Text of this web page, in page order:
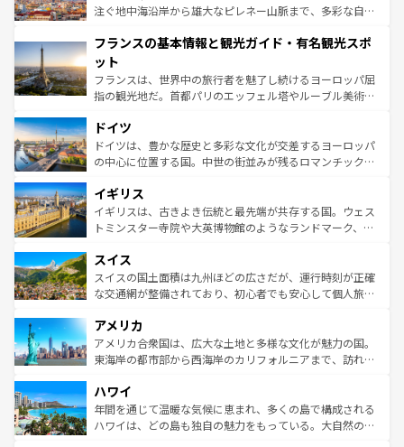
ピザやパスタなど、絶品のイタリア料理を堪能することも
ませてくれるイタリアで、忘れられない旅をしてみよう！
なお、新着のイタリア情報は
しい。
注ぐ地中海沿岸から雄大なピレネー山脈まで、多彩な自然
文化が根付くこの国では、情熱的なフラメンコ、熱気あふ
れる闘牛、そして美味しいタパスが生活の一部となってい
る。首都マドリードの洗練された雰囲気や、バルセロナの
アートに溢れた街角から、地方では古代ローマ遺跡や中世
せる。地方によって風土や気候が異なるスペインはその個
性で訪れる人を魅了する。 なお、新着のスペイン情報は コ
ンテンツ一覧を参照してほしい。
フランスの基本情報と観光ガイド・有名観光スポ
ット
フランスは、世界中の旅行者を魅了し続けるヨーロッパ屈
指の観光地だ。首都パリのエッフェル塔やルーブル美術館
で、幅広い魅力が詰まっている。華麗な宮殿、歴史的な大
聖堂、美しいビーチ、そして豊かな自然が、訪れる者を心
から魅了する。また、フランスは美食の国としても知ら
いる。シャンパンの発祥地であるランス、プロヴァンスの
香り高いラベンダー畑など、多彩な楽しみ方が可能だ。さ
らに、パリ以外の地域にも魅力が溢れており、どの街角に
れる地方に足を運ぶとそれぞれで全く異なる文化を体験で
きるだろう。 なお、新着のフランス情報はコンテンツ一覧
を参照してほしい。
ドイツ
ドイツは、豊かな歴史と多彩な文化が交差するヨーロッパ
の中心に位置する国。中世の街並みが残るロマンチック街
顔を持つこの国は、どこを歩いても飽きることがない。ベ
ルリンの文化的活気、バイエルン州のアルプスの絶景、そ
してライン川沿いのワイン畑といった風景は必見。ビール
は、お酒好きな人にはぜひ体験してほしい。 なお、新着の
ドイツ情報はコンテンツ一覧を参照してほしい。
イギリス
イギリスは、古きよき伝統と最先端が共存する国。ウェス
トミンスター寺院や大英博物館のようなランドマーク、歴
リアごとに異なる魅力がある。また、優雅なアフタヌーン
ティー、ビール好きにはたまらない英国パブ、サッカー観
戦など、本場だからこそできる体験も豊富。イギリスを旅
ンツ一覧を参照してほしい。
スイス
スイスの国土面積は九州ほどの広さだが、運行時刻が正確
な交通網が整備されており、初心者でも安心して個人旅行
の建物がそのまま残る町や、スイスならではのユニークな
博物館もあり、アルプス観光だけでなく町歩きも満喫する
ことができる。国民の所得が高いため物価も高いが、旅行
ば市内交通費無料で観光を楽しむこともできる。 なお、新
着のスイス情報はコンテンツ一覧 を参照してほしい。
アメリカ
アメリカ合衆国は、広大な土地と多様な文化が魅力の国。
東海岸の都市部から西海岸のカリフォルニアまで、訪れる
のような巨大都市は、観光、ショッピング、エンターテイ
ンメントが詰まった刺激的なスポットだ。一方、アメリカ
西部には大自然が広がり、グランドキャニオンやイエロー
ハワイ
年間を通じて温暖な気候に恵まれ、多くの島で構成される
ハワイは、どの島も独自の魅力をもっている。大自然の神